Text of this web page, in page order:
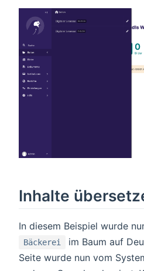
Inhalte
In diesem Beispiel wurde
Bäckerei
im Baum auf
Seite wurde nun vom